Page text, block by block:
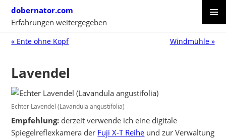
content
dobernator.com
Erfahrungen weitergegeben
MENU
Windmühle »
« Ente ohne Kopf
Lavendel
Echter Lavendel (Lavandula angustifolia)
Empfehlung: derzeit verwende ich eine digitale
Spiegelreflexkamera der Fuji X-T Reihe und zur Verwaltung